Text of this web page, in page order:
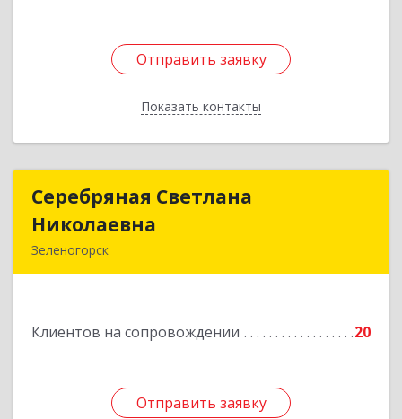
Отправить заявку
Показать контакты
Отправить заявку
Назад
Серебряная Светлана
Николаевна
Зеленогорск
Клиентов на сопровождении 20
Отправить заявку
Серебряная Светлана
Подробнее
Отправить заявку